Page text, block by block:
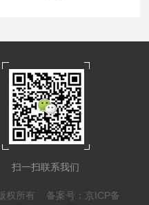
扫一扫联系我们
权所有 备案号：京ICP备